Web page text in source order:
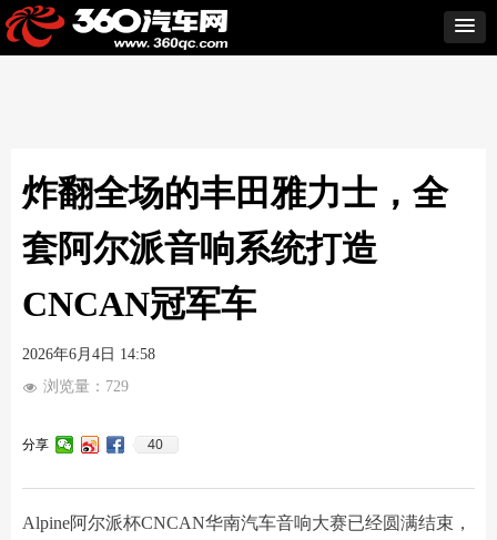
炸翻全场的丰田雅力士，全
套阿尔派音响系统打造
CNCAN冠军车
Alpine阿尔派杯CNCAN华南汽车音响大赛已经圆满结束，
2026年6月4日 14:58
分享 40
넶 浏览量： 729